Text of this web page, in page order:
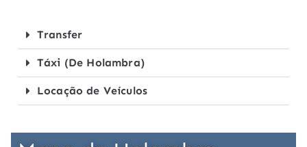
Transfer
Táxi (De Holambra)
Locação de Veículos